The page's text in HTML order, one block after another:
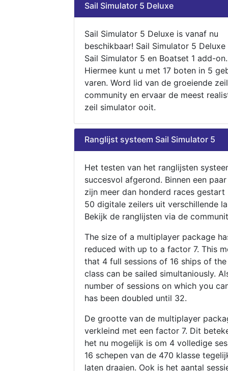
Sail Simulator 5 Deluxe
Sail Simulator 5 Deluxe is vanaf nu
beschikbaar! Sail Simulator 5
Sail Simulator 5 en Boatset 1 add-on.
Hiermee kunt u met 17 boten in 5
varen. Word lid van de groeiende zeil
community en ervaar de meest
zeil simulator ooit.
Ranglijst systeem Sail Simulator 5
Het testen van het ranglijsten
succesvol afgerond. Binnen een
zijn meer dan honderd races gestart
50 digitale zeilers uit verschillende
Bekijk de ranglijsten via de
The size of a multiplayer package
reduced with up to a factor 7. This
that 4 full sessions of 16 ships of
class can be sailed simultaniously.
number of sessions on which you
has been doubled until 32.
De grootte van de multiplayer
verkleind met een factor 7. Dit
het nu mogelijk is om 4 volledige
16 schepen van de 470 klasse
laten draaien. Ook is het aantal